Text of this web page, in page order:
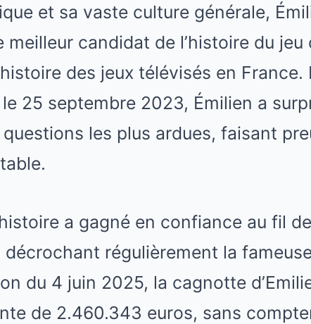
et sa vaste culture générale,
candidat de l’histoire du jeu
des jeux télévisés en France.
25 septembre 2023, Émilien a
les plus ardues, faisant
a gagné en confiance au fil
régulièrement la
du 4 juin 2025, la cagnotte
de 2.460.343 euros, sans